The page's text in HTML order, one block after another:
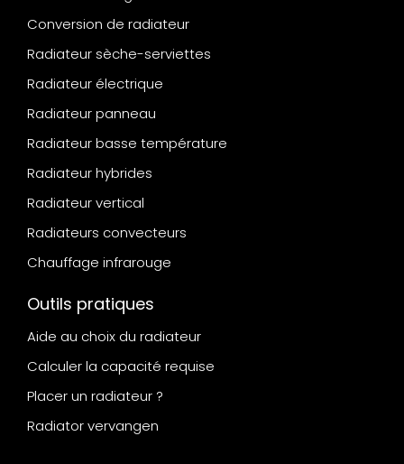
Conversion de radiateur
Radiateur sèche-serviettes
Radiateur électrique
Radiateur panneau
Radiateur basse température
Radiateur hybrides
Radiateur vertical
Radiateurs convecteurs
Chauffage infrarouge
Outils pratiques
Aide au choix du radiateur
Calculer la capacité requise
Placer un radiateur ?
Radiator vervangen